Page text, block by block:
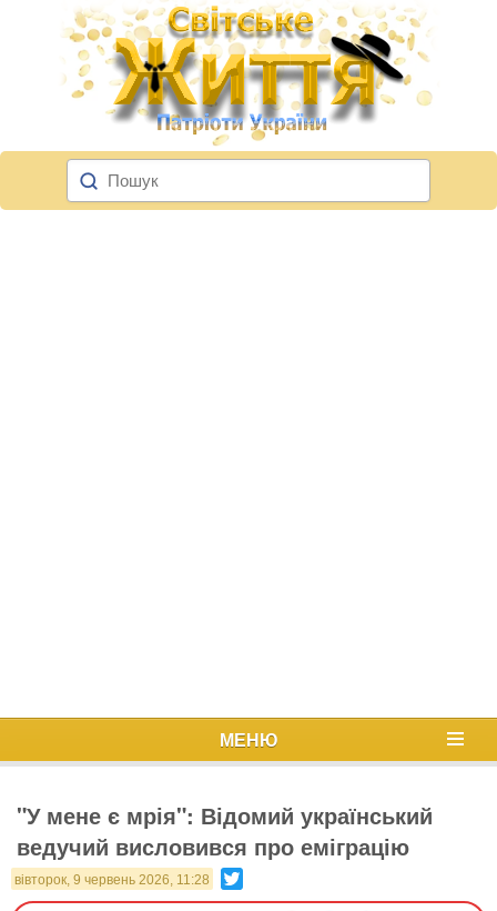
МЕНЮ
"У мене є мрія": Відомий український
ведучий висловився про еміграцію
вівторок, 9 червень 2026, 11:28